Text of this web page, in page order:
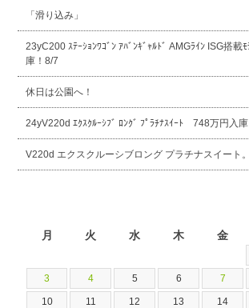
「滑り込み」
23yC200 ｽﾃｰｼｮﾝﾜｺﾞﾝ ｱﾊﾞﾝｷﾞｬﾙﾄﾞ AMGﾗｲﾝ ISG搭
庫！8/7
休日は公園へ！
24yV220d ｴｸｽｸﾙｰｼﾌﾞ ﾛﾝｸﾞ ﾌﾟﾗﾁﾅｽｲｰﾄ 748万円入
V220d エクスクルーシブロング プラチナスイート。
月 火 水 木 金
3 4 5 6 7
10 11 12 13 14